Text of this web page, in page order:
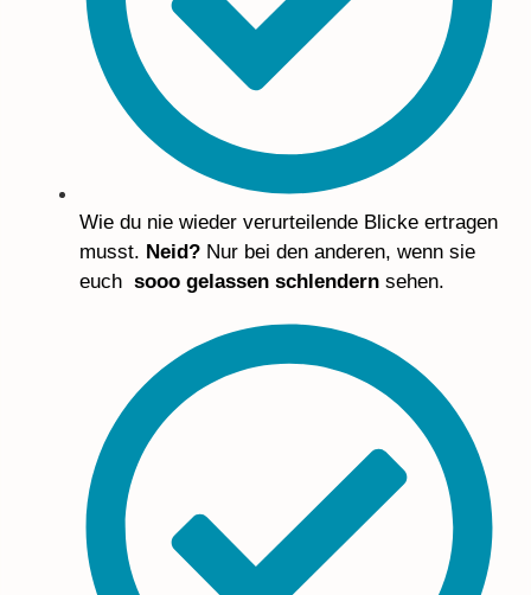
Wie du nie wieder verurteilende Blicke ertragen
musst. Neid? Nur bei den anderen, wenn sie
euch sooo gelassen schlendern sehen.